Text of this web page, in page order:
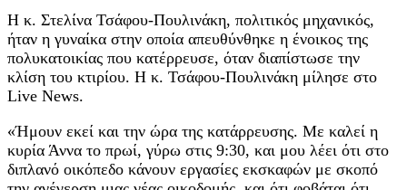
Η κ. Στελίνα Τσάφου-Πουλινάκη, πολιτικός μηχανικός,
ήταν η γυναίκα στην οποία απευθύνθηκε η ένοικος της
πολυκατοικίας που κατέρρευσε, όταν διαπίστωσε την
κλίση του κτιρίου. Η κ. Τσάφου-Πουλινάκη μίλησε στο
Live News.
«Ήμουν εκεί και την ώρα της κατάρρευσης. Με καλεί η
κυρία Άννα το πρωί, γύρω στις 9:30, και μου λέει ότι στο
διπλανό οικόπεδο κάνουν εργασίες εκσκαφών με σκοπό